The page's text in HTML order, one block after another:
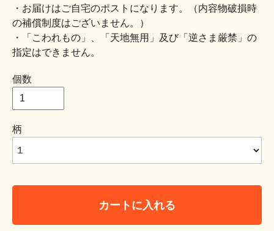
・お届けはご自宅のポストになります。（内容物破損時
の補償制度はございません。）
・「こわれもの」、「天地無用」及び「逆さま厳禁」の
指定はできません。
個数
柄
カートに入れる